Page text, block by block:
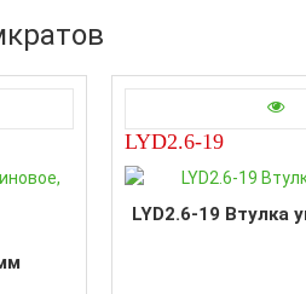
LYD2.6-19
LYD2.6-19 Втулка